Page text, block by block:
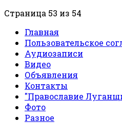
Страница 53 из 54
Главная
Пользовательское
Аудиозаписи
Видео
Объявления
Контакты
"Православие
Фото
Разное